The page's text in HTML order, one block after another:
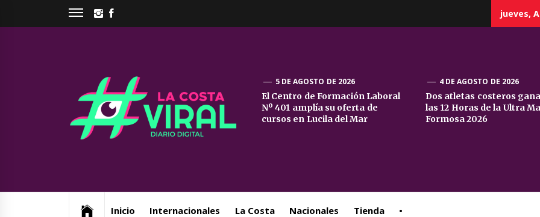
INSTAGRAM
jueves,
La
Costa
5 DE AGOSTO DE 2026
El Centro de Formación Laboral
Nº 401 amplía su oferta de
cursos en Lucila del Mar
4 DE AGOSTO DE 2026
Dos atletas costeros
las 12 Horas de la Ultra
Formosa 2026
Inicio Internacionales La Costa Nacionales Tienda •